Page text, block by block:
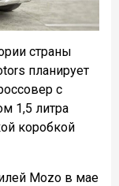
страны
планирует
с
1,5 литра
коробкой
Mozo в мае